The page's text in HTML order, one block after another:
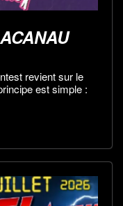
revient sur le
est simple :